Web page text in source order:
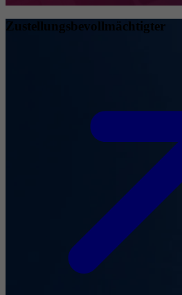
Zustellungsbevollmächtigter